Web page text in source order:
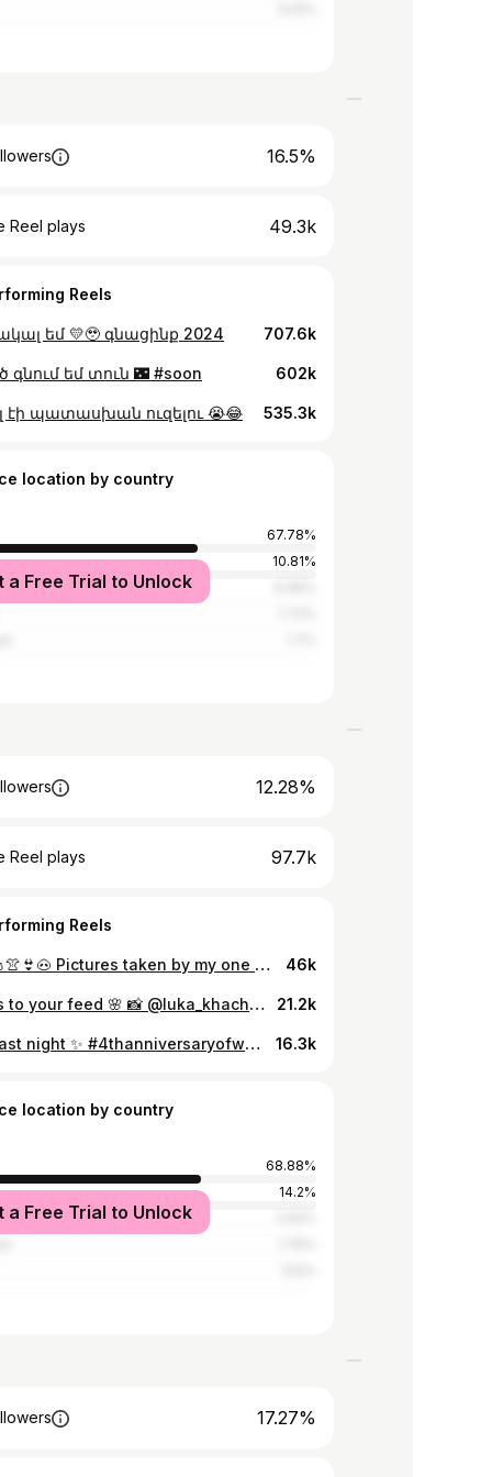
16.5%
Reel plays 49.3k
Reels
եմ 💛🥹 գնացինք 2024 707.6k
գնում եմ տուն 🌃 #soon 602k
էի պատասխան ուզելու 😭😂 535.3k
location by country
67.78%
10.81%
a Free Trial to Unlock
12.28%
Reel plays 97.7k
Reels
🎀💕🌸👛👚👙🐽 Pictures taken by my one and only @luka_khachatryan 46k
Flowers to your feed 🌸 📸 @luka_khachatryan 🤍 21.2k
About last night ✨ #4thanniversaryofwedding #5thanniversaryofengagement 16.3k
location by country
68.88%
14.2%
a Free Trial to Unlock
17.27%